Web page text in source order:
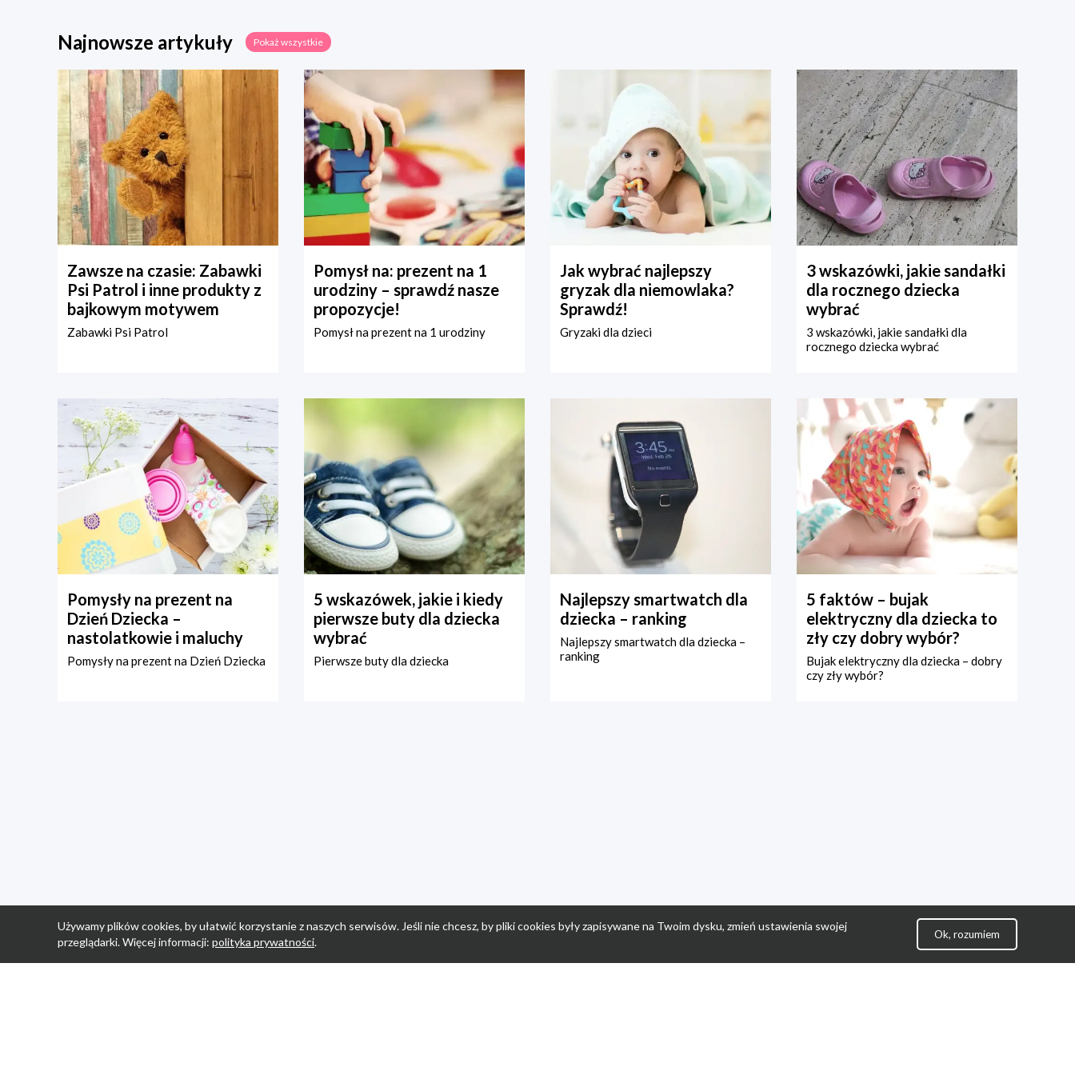
Najnowsze artykuły Pokaż wszystkie
Zawsze na czasie: Zabawki
Psi Patrol i inne produkty z
bajkowym motywem
Zabawki Psi Patrol
Pomysł na: prezent na 1
urodziny – sprawdź nasze
propozycje!
Pomysł na prezent na 1 urodziny
Jak wybrać najlepszy
gryzak dla niemowlaka?
Sprawdź!
Gryzaki dla dzieci
3 wskazówki, jakie sandałki
dla rocznego dziecka
wybrać
3 wskazówki, jakie sandałki dla
rocznego dziecka wybrać
Pomysły na prezent na
Dzień Dziecka –
nastolatkowie i maluchy
Pomysły na prezent na Dzień Dziecka
5 wskazówek, jakie i kiedy
pierwsze buty dla dziecka
wybrać
Pierwsze buty dla dziecka
Najlepszy smartwatch dla
dziecka – ranking
Najlepszy smartwatch dla dziecka –
ranking
5 faktów – bujak
elektryczny dla dziecka to
zły czy dobry wybór?
Bujak elektryczny dla dziecka – dobry
czy zły wybór?
Używamy plików cookies, by ułatwić korzystanie z naszych serwisów. Jeśli nie chcesz, by pliki cookies były zapisywane na Twoim dysku, zmień ustawienia swojej
przeglądarki. Więcej informacji: polityka prywatności.
Ok, rozumiem